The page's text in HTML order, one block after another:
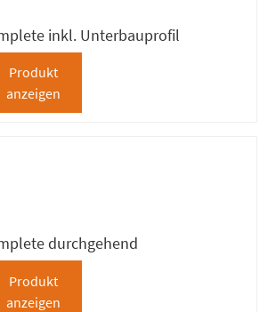
inkl. Unterbauprofil
Produkt
anzeigen
durchgehend
Produkt
anzeigen